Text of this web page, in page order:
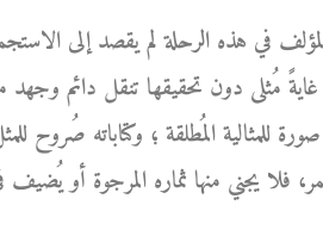
في هذه الرحلة لم يقصد إلى
مُثلى دون تحقيقها تنقل دائم
للمثالية المُطلقة ؛ وكتاباته صُروح
فلا يجني منها ثماره المرجوة أو